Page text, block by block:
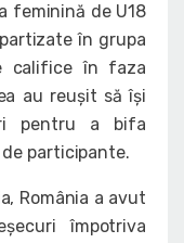
feminină de U18
în grupa
califice în faza
au reușit să își
pentru a bifa
de participante.
România a avut
împotriva